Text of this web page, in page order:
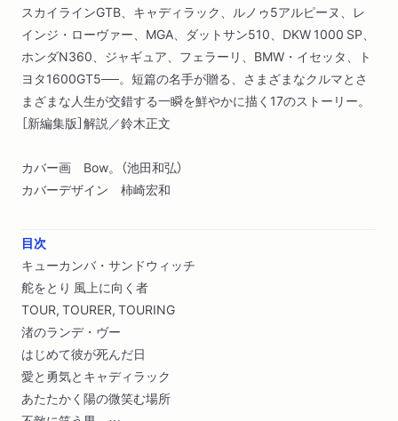
スカイラインGTB、キャディラック、ルノゥ5アルピーヌ、レ
インジ・ローヴァー、MGA、ダットサン510、DKW 1000 SP、
ホンダN360、ジャギュア、フェラーリ、BMW・イセッタ、ト
ヨタ1600GT5──。短篇の名手が贈る、さまざまなクルマとさ
まざまな人生が交錯する一瞬を鮮やかに描く17のストーリー。
［新編集版］解説／鈴木正文
カバー画 Bow。（池田和弘）
カバーデザイン 柿崎宏和
目次
キューカンバ・サンドウィッチ
舵をとり 風上に向く者
TOUR, TOURER, TOURING
渚のランデ・ヴー
はじめて彼が死んだ日
愛と勇気とキャディラック
あたたかく陽の微笑む場所